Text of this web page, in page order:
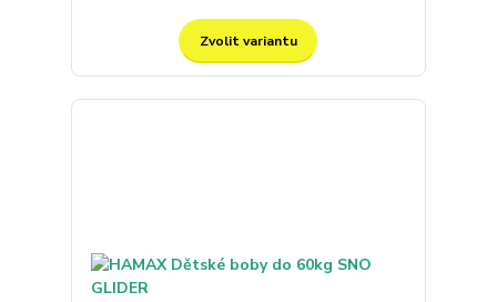
Zvolit variantu